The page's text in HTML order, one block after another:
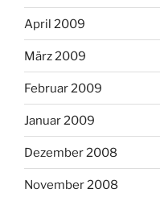
April 2009
März 2009
Februar 2009
Januar 2009
Dezember 2008
November 2008